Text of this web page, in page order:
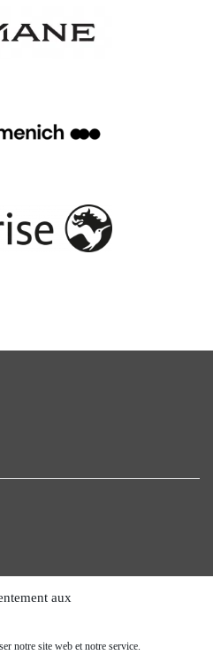
aux
notre site web et notre service.